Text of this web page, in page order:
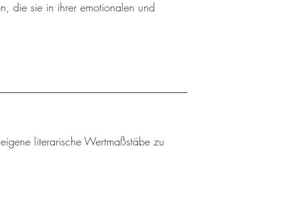
die sie in ihrer emotionalen und
literarische Wertmaßstäbe zu